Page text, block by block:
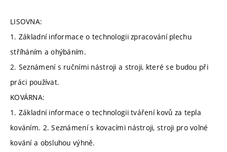
LISOVNA:
1. Základní informace o technologii zpracování plechu
stříháním a ohýbáním.
2. Seznámení s ručními nástroji a stroji, které se budou při
práci používat.
KOVÁRNA:
1. Základní informace o technologii tváření kovů za tepla
kováním. 2. Seznámení s kovacími nástroji, stroji pro volné
kování a obsluhou výhně.